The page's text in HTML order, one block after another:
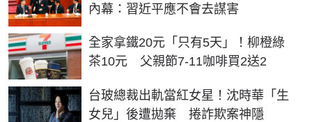
內幕：習近平應不會去謀害
全家拿鐵20元「只有5天」！柳橙綠
茶10元 父親節7-11咖啡買2送2
台玻總裁出軌當紅女星！沈時華「生
女兒」後遭拋棄 捲詐欺案神隱